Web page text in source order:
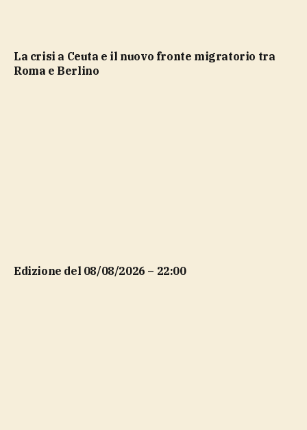
La crisi a Ceuta e il nuovo fronte migratorio tra
Roma e Berlino
Edizione del 08/08/2026 – 22:00